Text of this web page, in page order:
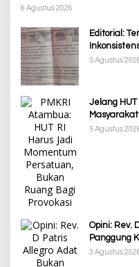
Penanganan Pemkab
6 Agustus 2026
Editorial:
5 Agustus
Jelang
Provokasi
5 Agustus
Opini: Rev.
Panggung
dari Politik
3 Agustus